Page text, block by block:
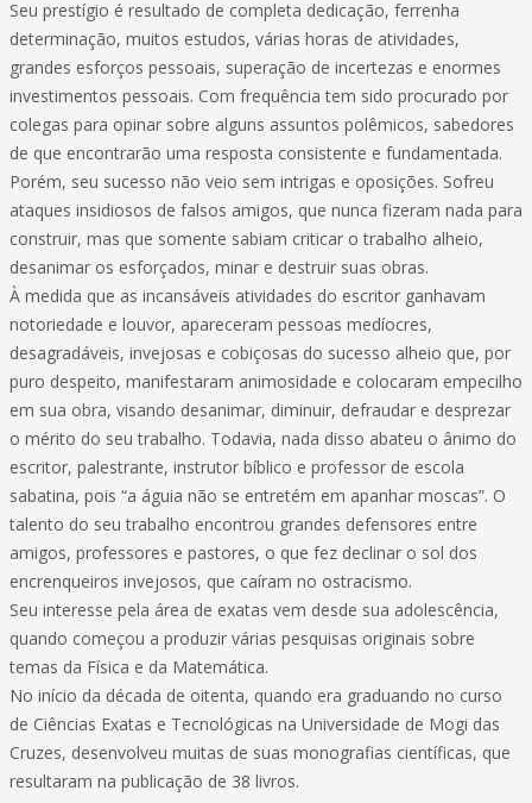
Seu prestígio é resultado de completa dedicação, ferrenha
determinação, muitos estudos, várias horas de atividades,
grandes esforços pessoais, superação de incertezas e enormes
investimentos pessoais. Com frequência tem sido procurado por
colegas para opinar sobre alguns assuntos polêmicos, sabedores
de que encontrarão uma resposta consistente e fundamentada.
Porém, seu sucesso não veio sem intrigas e oposições. Sofreu
ataques insidiosos de falsos amigos, que nunca fizeram nada para
construir, mas que somente sabiam criticar o trabalho alheio,
desanimar os esforçados, minar e destruir suas obras.
À medida que as incansáveis atividades do escritor ganhavam
notoriedade e louvor, apareceram pessoas medíocres,
desagradáveis, invejosas e cobiçosas do sucesso alheio que, por
puro despeito, manifestaram animosidade e colocaram empecilho
em sua obra, visando desanimar, diminuir, defraudar e desprezar
o mérito do seu trabalho. Todavia, nada disso abateu o ânimo do
escritor, palestrante, instrutor bíblico e professor de escola
sabatina, pois “a águia não se entretém em apanhar moscas”. O
talento do seu trabalho encontrou grandes defensores entre
amigos, professores e pastores, o que fez declinar o sol dos
encrenqueiros invejosos, que caíram no ostracismo.
Seu interesse pela área de exatas vem desde sua adolescência,
quando começou a produzir várias pesquisas originais sobre
temas da Física e da Matemática.
No início da década de oitenta, quando era graduando no curso
de Ciências Exatas e Tecnológicas na Universidade de Mogi das
Cruzes, desenvolveu muitas de suas monografias científicas, que
resultaram na publicação de 38 livros.